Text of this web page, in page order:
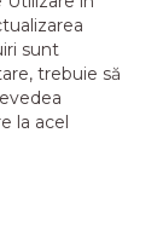
sunt
trebuie să
la acel